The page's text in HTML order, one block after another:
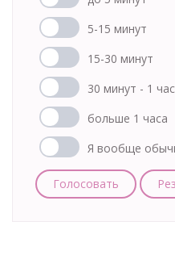
5-15 минут
15-30 минут
30 минут - 1 час
больше 1 часа
Я вообще
Голосовать